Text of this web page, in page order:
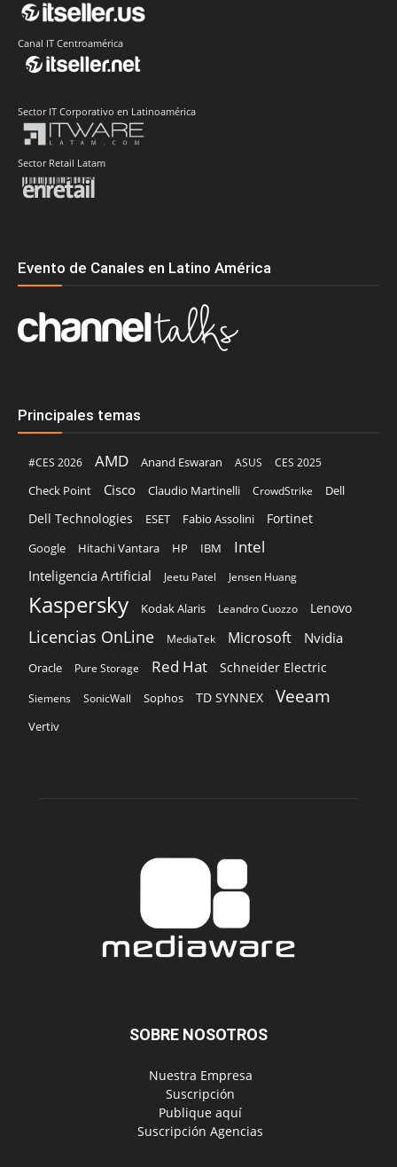
Canal IT Centroamérica
Sector IT Corporativo en Latinoamérica
Sector Retail Latam
Evento de Canales en Latino América
Principales temas
#CES 2026 AMD Anand Eswaran ASUS
CES 2025
Check Point
Cisco Claudio Martinelli CrowdStrike Dell
Dell Technologies ESET Fabio Assolini Fortinet
Google Hitachi Vantara HP IBM Intel
Inteligencia Artificial Jeetu Patel Jensen Huang
Kaspersky Kodak Alaris Leandro Cuozzo Lenovo
Licencias OnLine MediaTek Microsoft Nvidia
Oracle Pure Storage Red Hat Schneider Electric
Siemens SonicWall Sophos TD SYNNEX Veeam
Vertiv
SOBRE NOSOTROS
‎ Nuestra Empresa
‎ Suscripción
‎ Publique aquí
‎ Suscripción Agencias